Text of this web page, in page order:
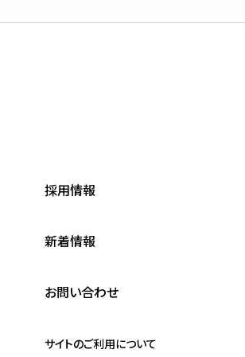
採用情報
新着情報
お問い合わせ
サイトのご利用について